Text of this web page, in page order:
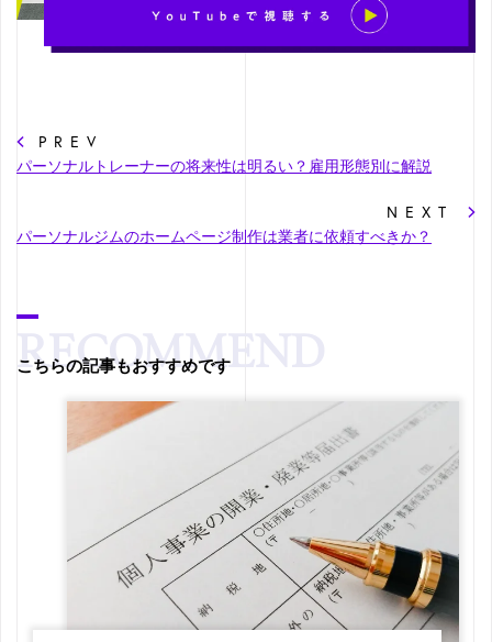
PREV
パーソナルトレーナーの将来性は明るい？雇用形態別に解説
NEXT
パーソナルジムのホームページ制作は業者に依頼すべきか？
こちらの記事もおすすめです